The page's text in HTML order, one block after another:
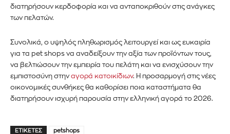
στον ιστότοπό μας ή κάντε κλικ στο κουμπί εγγραφής
παρακάτω. Μην ανησυχείτε, σεβόμαστε την ιδιωτικότητά σας
ΕΓΓΡΑΦΉ!
Διάβασα και αποδέχομαι την
διατηρήσουν κερδοφορία και να ανταποκριθούν στις ανάγκες
των πελατών.
Συνολικά, ο υψηλός πληθωρισμός λειτουργεί και ως ευκαιρία
για τα pet shops να αναδείξουν την αξία των προϊόντων τους,
να βελτιώσουν την εμπειρία του πελάτη και να ενισχύσουν την
εμπιστοσύνη στηναγορά κατοικίδιων. Η προσαρμογή στις νέες
οικονομικές συνθήκες θα καθορίσει ποια καταστήματα θα
διατηρήσουν ισχυρή παρουσία στην ελληνική αγορά το 2026.
ΕΤΙΚΈΤΕΣ petshops